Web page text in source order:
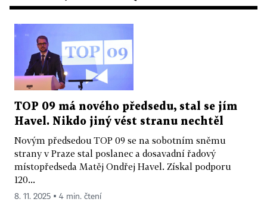
TOP 09 má nového předsedu, stal se jím
Havel. Nikdo jiný vést stranu nechtěl
Novým předsedou TOP 09 se na sobotním sněmu
strany v Praze stal poslanec a dosavadní řadový
místopředseda Matěj Ondřej Havel. Získal podporu
120...
8. 11. 2025 ▪ 4 min. čtení